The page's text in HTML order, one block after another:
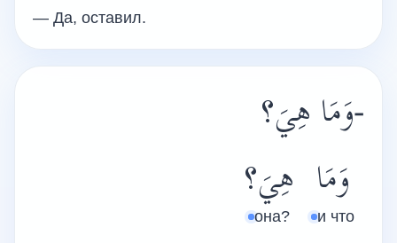
— Да, оставил.
-وَمَا هِيَ؟
وَمَا
и что
هِيَ؟
она?